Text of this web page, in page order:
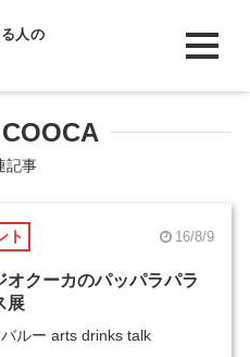
人の
記事
ト 16/8/9
オクーカのパッパラパラ
展
ルー arts drinks talk